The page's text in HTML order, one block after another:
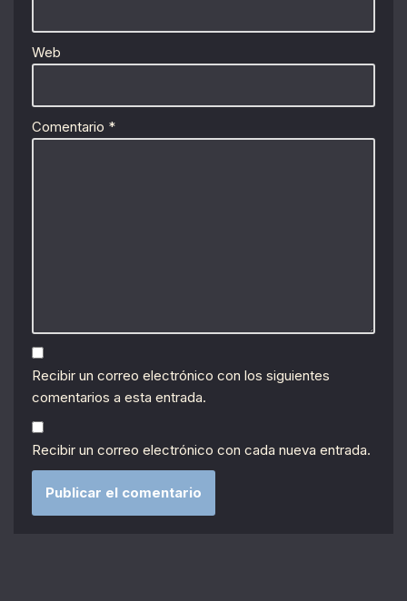
Web
Comentario *
Recibir un correo electrónico con los siguientes
comentarios a esta entrada.
Recibir un correo electrónico con cada nueva entrada.